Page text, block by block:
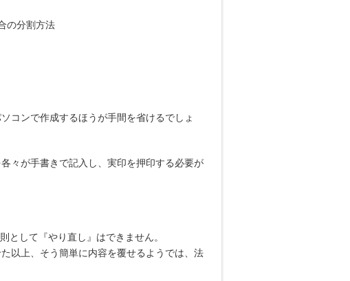
の分割方法
コンで作成するほうが手間を省けるでしょ
々が手書きで記入し、実印を押印する必要が
して『やり直し』はできません。
以上、そう簡単に内容を覆せるようでは、法